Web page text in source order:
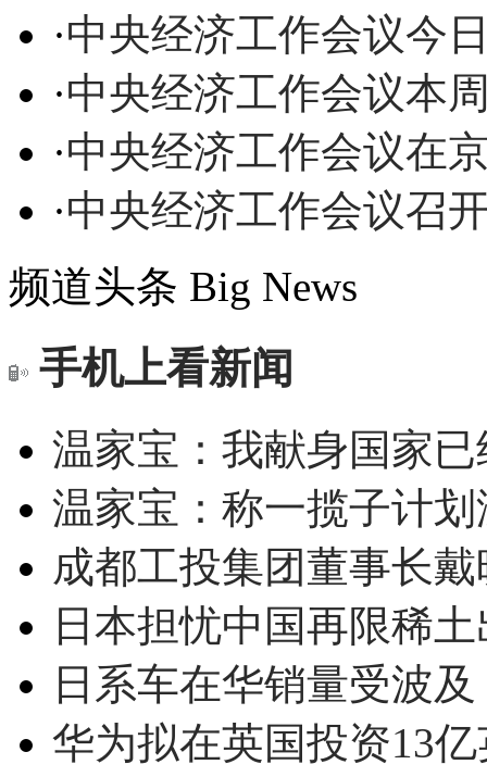
·中央经济工作会议今
·中央经济工作会议本
·中央经济工作会议在
·中央经济工作会议召
频道头条 Big News
手机上看新闻
温家宝：我献身国家
温家宝：称一揽子计
成都工投集团董事长
日本担忧中国再限稀
日系车在华销量受波
华为拟在英国投资13